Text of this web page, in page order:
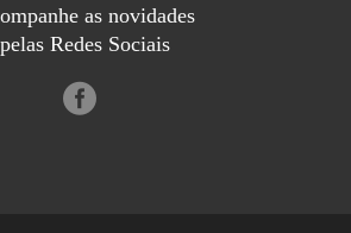
as novidades
pelas Redes Sociais